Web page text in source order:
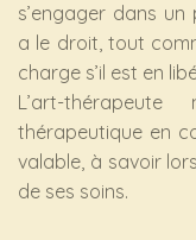
s’engager dans un
a le droit, tout
charge s’il est en
L’art-
thérapeutique en
valable, à savoir
de ses soins.